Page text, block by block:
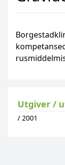
Utgiver /
/ 2001